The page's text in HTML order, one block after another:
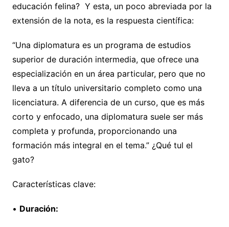
educación felina? Y esta, un poco abreviada por la
extensión de la nota, es la respuesta científica:
“Una diplomatura es un programa de estudios
superior de duración intermedia, que ofrece una
especialización en un área particular, pero que no
lleva a un título universitario completo como una
licenciatura. A diferencia de un curso, que es más
corto y enfocado, una diplomatura suele ser más
completa y profunda, proporcionando una
formación más integral en el tema.” ¿Qué tul el
gato?
Características clave:
• Duración: